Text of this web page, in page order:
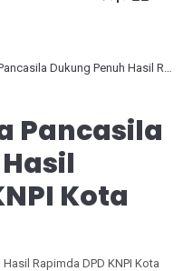
Penuh Hasil Rapimda DPD KNPI Kota Sukabumi
Pancasila
Kota
Rapimda DPD KNPI Kota